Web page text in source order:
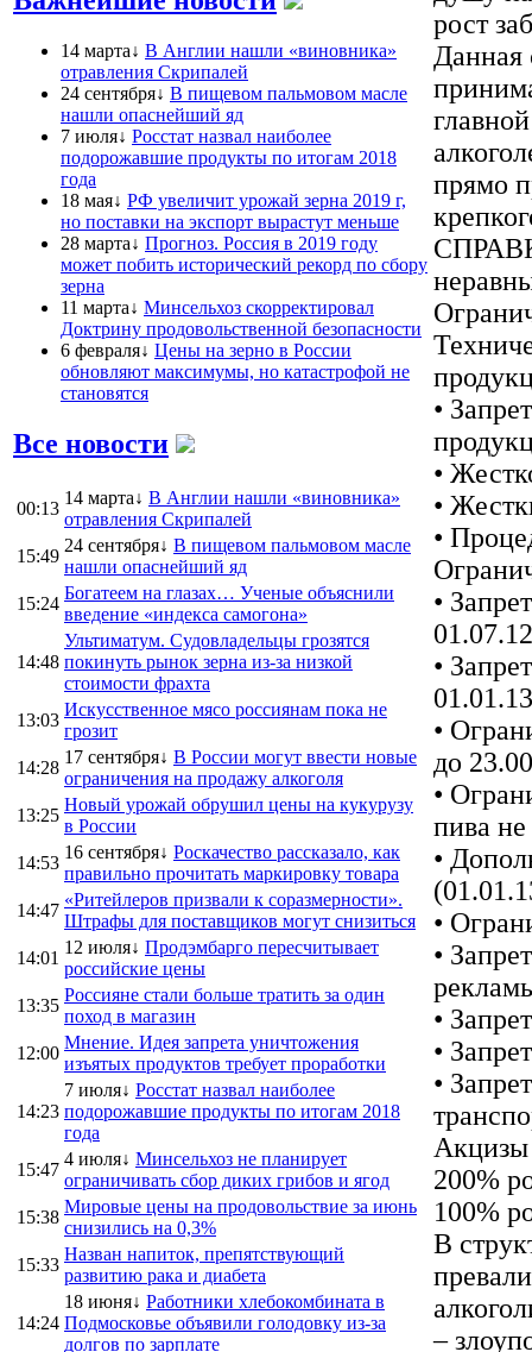
14 марта↓ В Англии нашли «виновника»
отравления Скрипалей
24 сентября↓ В пищевом пальмовом масле
нашли опаснейший яд
7 июля↓ Росстат назвал наиболее
подорожавшие продукты по итогам 2018
года
18 мая↓ РФ увеличит урожай зерна 2019 г,
но поставки на экспорт вырастут меньше
28 марта↓ Прогноз. Россия в 2019 году
может побить исторический рекорд по сбору
зерна
11 марта↓ Минсельхоз скорректировал
Доктрину продовольственной безопасности
6 февраля↓ Цены на зерно в России
обновляют максимумы, но катастрофой не
становятся
Все новости
00:13
14 марта↓ В Англии нашли «виновника»
отравления Скрипалей
15:49
24 сентября↓ В пищевом пальмовом масле
нашли опаснейший яд
15:24
Богатеем на глазах… Ученые объяснили
введение «индекса самогона»
14:48
Ультиматум. Судовладельцы грозятся
покинуть рынок зерна из-за низкой
стоимости фрахта
13:03
Искусственное мясо россиянам пока не
грозит
14:28
17 сентября↓ В России могут ввести новые
ограничения на продажу алкоголя
13:25
Новый урожай обрушил цены на кукурузу
в России
14:53
16 сентября↓ Роскачество рассказало, как
правильно прочитать маркировку товара
14:47
«Ритейлеров призвали к соразмерности».
Штрафы для поставщиков могут снизиться
14:01
12 июля↓ Продэмбарго пересчитывает
российские цены
13:35
Россияне стали больше тратить за один
поход в магазин
12:00
Мнение. Идея запрета уничтожения
изъятых продуктов требует проработки
14:23
7 июля↓ Росстат назвал наиболее
подорожавшие продукты по итогам 2018
года
15:47
4 июля↓ Минсельхоз не планирует
ограничивать сбор диких грибов и ягод
15:38
Мировые цены на продовольствие за июнь
снизились на 0,3%
15:33
Назван напиток, препятствующий
развитию рака и диабета
14:24
18 июня↓ Работники хлебокомбината в
Подмосковье объявили голодовку из-за
долгов по зарплате
рост
Данная
прямо
•
•
•
•
•
•
•
до
•
пива
•
•
•
•
•
•
200%
100%
В
–